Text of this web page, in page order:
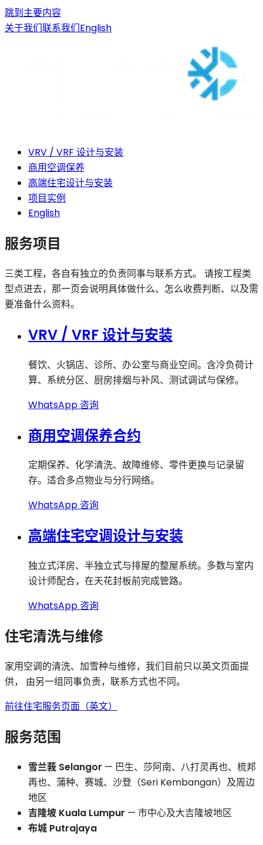
跳到主要内容
关于我们联系我们English
VRV / VRF 设计与安装
商用空调保养
高端住宅设计与安装
项目实例
English
服务项目
三类工程，各自有独立的负责同事与联系方式。 请按工程类
型点进去，那一页会说明具体做什么、怎么收费判断、以及需
要准备什么资料。
VRV / VRF 设计与安装
餐饮、火锅店、诊所、办公室与商业空间。含冷负荷计
算、系统分区、厨房排烟与补风、测试调试与保修。
WhatsApp 咨询
商用空调保养合约
定期保养、化学清洗、故障维修、零件更换与记录留
存。适合多点物业与分行网络。
WhatsApp 咨询
高端住宅空调设计与安装
独立式洋房、半独立式与排屋的整屋系统。多数与室内
设计师配合，在天花封板前完成管路。
WhatsApp 咨询
住宅清洗与维修
家用空调的清洗、加雪种与维修，我们目前只以英文页面提
供， 由另一组同事负责，联系方式也不同。
前往住宅服务页面（英文）
服务范围
雪兰莪 Selangor — 巴生、莎阿南、八打灵再也、梳邦
再也、蒲种、赛城、沙登（Seri Kembangan）及周边
地区
吉隆坡 Kuala Lumpur — 市中心及大吉隆坡地区
布城 Putrajaya